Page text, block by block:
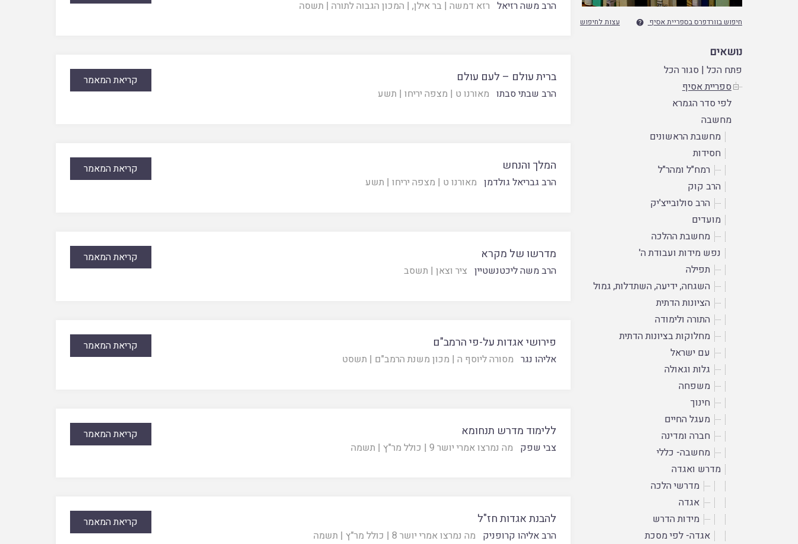
חיפוש בוורדפרס בספריית אסיף  עצות לחיפוש
נושאים
פתח הכל |סגור הכל
ספריית אסיף
לפי סדר הגמרא
מחשבה
מחשבת הראשונים
חסידות
רמח"ל ומהר"ל
הרב קוק
הרב סולובייצ'יק
מועדים
מחשבת ההלכה
נפש מידות ועבודת ה'
תפילה
השגחה, ידיעה, השתדלות, גמול
הציונות הדתית
התורה ולימודה
מחלוקות בציונות הדתית
עם ישראל
גלות וגאולה
משפחה
חינוך
מעגל החיים
חברה ומדינה
מחשבה- כללי
מדרש ואגדה
מדרשי הלכה
אגדה
מידות הדרש
אגדה- לפי מסכת
הרב משה רזיאל רזא דמשה |בר אילן, | המכון הגבוה לתורה | תשסה
ברית עולם – לעם עולם
הרב שבתי סבתו מאורנו ט | מצפה יריחו | תשע
קריאת המאמר
המלך והנחש
הרב גבריאל גולדמן מאורנו ט | מצפה יריחו | תשע
קריאת המאמר
מדרשו של מקרא
הרב משה ליכטנשטיין ציר וצאן | תשסב
קריאת המאמר
פירושי אגדות על-פי הרמב"ם
אליהו נגר מסורה ליוסף ה | מכון משנת הרמב"ם | תשסט
קריאת המאמר
ללימוד מדרש תנחומא
צבי שפק מה נמרצו אמרי יושר 9 | כולל מר"ץ | תשמה
קריאת המאמר
להבנת אגדות חז"ל
הרב אליהו קרופניק מה נמרצו אמרי יושר 8 | כולל מר"ץ | תשמה
קריאת המאמר